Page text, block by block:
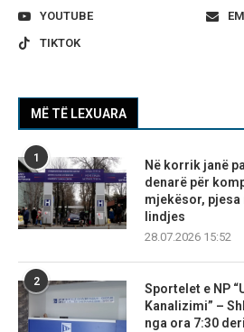
YOUTUBE
TIKTOK
MË TË LEXUARA
1
Në korrik janë
denarë për
mjekësor, pjesa
lindjes
28.07.2026 15:52
2
Sportelet e NP
Kanalizimi” –
nga ora 7:30